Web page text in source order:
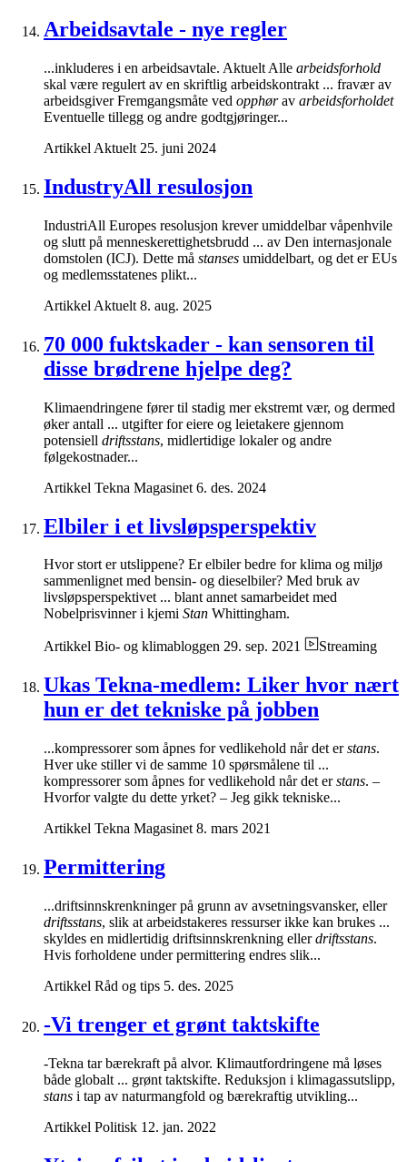
Arbeidsavtale - nye regler
...inkluderes i en arbeidsavtale. Aktuelt Alle arbeidsforhold
skal være regulert av en skriftlig arbeidskontrakt ... fravær av
arbeidsgiver Fremgangsmåte ved opphørav arbeidsforholdet
Eventuelle tillegg og andre godtgjøringer...
Artikkel Aktuelt 25. juni 2024
IndustryAll resulosjon
IndustriAll Europes resolusjon krever umiddelbar våpenhvile
og slutt på menneskerettighetsbrudd ... av Den internasjonale
domstolen (ICJ). Dette må stanses umiddelbart, og det er EUs
og medlemsstatenes plikt...
Artikkel Aktuelt 8. aug. 2025
70 000 fuktskader - kan sensoren til
disse brødrene hjelpe deg?
Klimaendringene fører til stadig mer ekstremt vær, og dermed
øker antall ... utgifter for eiere og leietakere gjennom
potensiell driftsstans, midlertidige lokaler og andre
følgekostnader...
Artikkel Tekna Magasinet 6. des. 2024
Elbiler i et livsløpsperspektiv
Hvor stort er utslippene? Er elbiler bedre for klima og miljø
sammenlignet med bensin- og dieselbiler? Med bruk av
livsløpsperspektivet ... blant annet samarbeidet med
Nobelprisvinner i kjemi Stan Whittingham.
Artikkel Bio- og klimabloggen 29. sep. 2021 Streaming
Ukas Tekna-medlem: Liker hvor nært
hun er det tekniske på jobben
...kompressorer som åpnes for vedlikehold når det erstans.
Hver uke stiller vi de samme 10 spørsmålene til ...
kompressorer som åpnes for vedlikehold når det erstans. –
Hvorfor valgte du dette yrket? – Jeg gikk tekniske...
Artikkel Tekna Magasinet 8. mars 2021
Permittering
...driftsinnskrenkninger på grunn av avsetningsvansker, eller
driftsstans, slik at arbeidstakeres ressurser ikke kan brukes ...
skyldes en midlertidig driftsinnskrenkning ellerdriftsstans.
Hvis forholdene under permittering endres slik...
Artikkel Råd og tips 5. des. 2025
-Vi trenger et grønt taktskifte
-Tekna tar bærekraft på alvor. Klimautfordringene må løses
både globalt ... grønt taktskifte. Reduksjon i klimagassutslipp,
stans i tap av naturmangfold og bærekraftig utvikling...
Artikkel Politisk 12. jan. 2022